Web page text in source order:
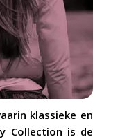
klassieke en
Collection is de